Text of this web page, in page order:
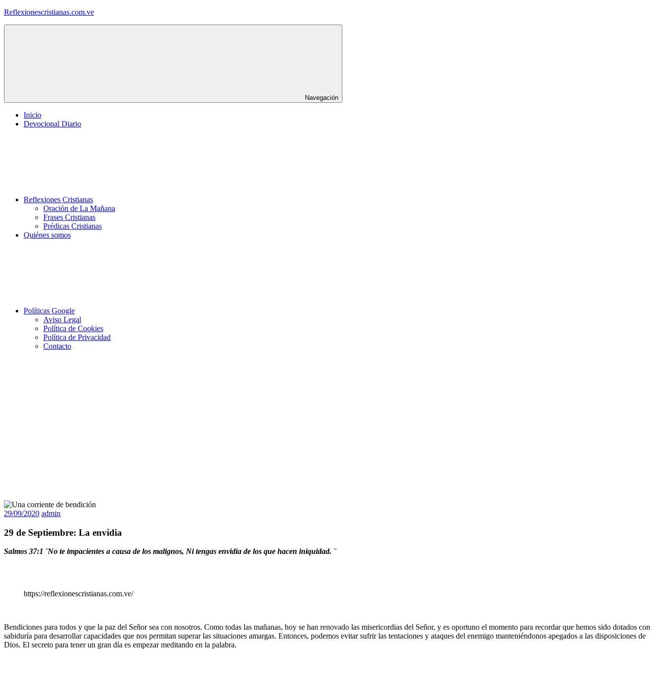
Saltar
Reflexionescristianas.com.ve
Navegación
Inicio
Devocional Diario
Reflexiones Cristianas
Oración de La Mañana
Frases Cristianas
Prédicas Cristianas
Quiénes somos
Políticas Google
Aviso Legal
Política de Cookies
Política de Privacidad
Contacto
29/09/2020 admin
29 de Septiembre: La envidia
Salmos 37:1 ¨No te impacientes a causa de los malignos, Ni tengas envidia de los que hacen iniquidad. ¨
https://reflexionescristianas.com.ve/
Bendiciones para todos y que la paz del Señor sea con nosotros. Como todas las mañanas, hoy se han renovado las misericordias del Señor, y es oportuno el momento para recordar que hemos sido dotados con
sabiduría para desarrollar capacidades que nos permitan superar las situaciones amargas. Entonces, podemos evitar sufrir las tentaciones y ataques del enemigo manteniéndonos apegados a las disposiciones de
Dios. El secreto para tener un gran día es empezar meditando en la palabra.